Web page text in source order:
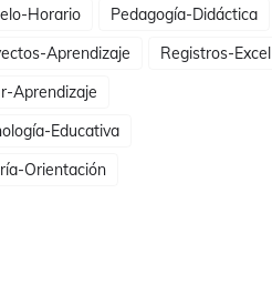
Horario
Pedagogía-Didáctica
Aprendizaje
Registros-Excel
Aprendizaje
Educativa
Orientación